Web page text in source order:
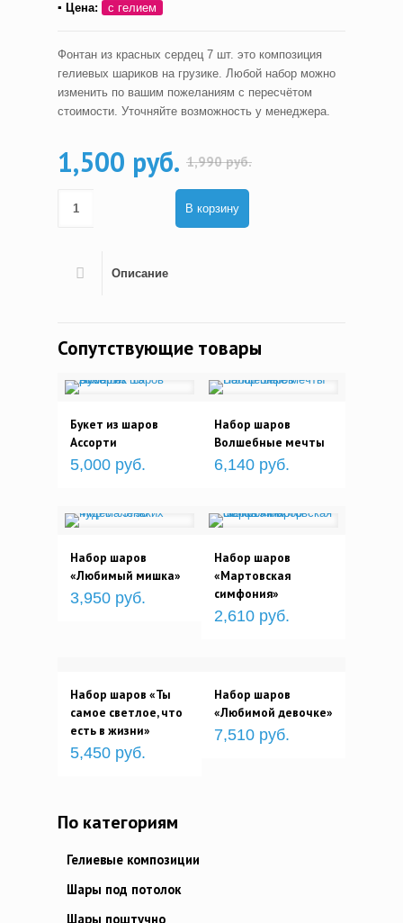
▪ Цена:
с гелием
Фонтан из красных сердец 7 шт. это композиция
гелиевых шариков на грузике. Любой набор можно
изменить по вашим пожеланиям с пересчётом
стоимости. Уточняйте возможность у менеджера.
1,990 руб.
1,500 руб.
В корзину
Описание
Сопутствующие товары
Букет из шаров
Ассорти
5,000 руб.
Набор шаров
Волшебные мечты
6,140 руб.
Набор шаров
«Любимый мишка»
3,950 руб.
Набор шаров
«Мартовская
симфония»
2,610 руб.
Набор шаров «Ты
самое светлое, что
есть в жизни»
5,450 руб.
Набор шаров
«Любимой девочке»
7,510 руб.
По категориям
Гелиевые композиции
Шары под потолок
Шары поштучно